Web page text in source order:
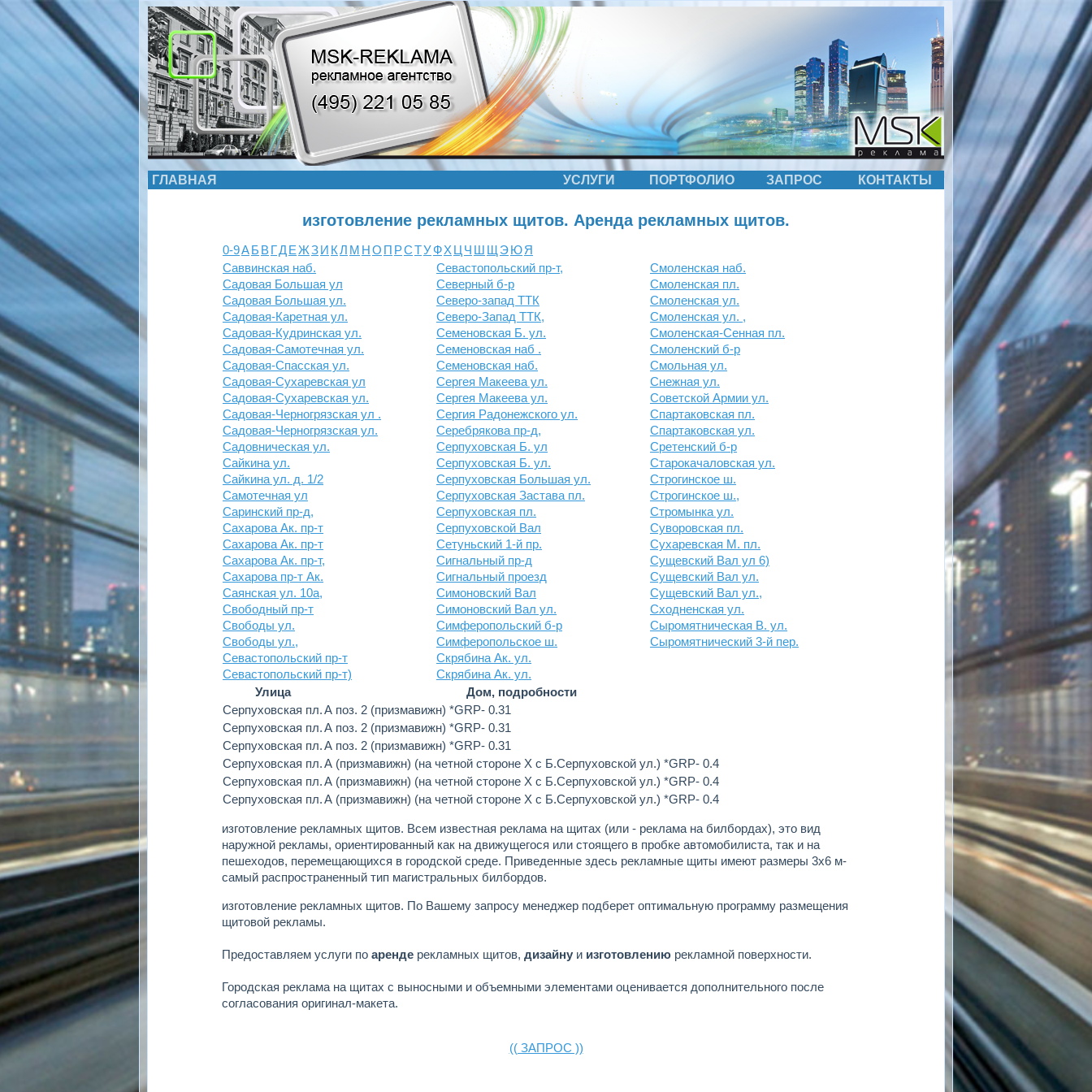
ГЛАВНАЯ УСЛУГИ ПОРТФОЛИО ЗАПРОС КОНТАКТЫ
изготовление рекламных щитов. Аренда рекламных щитов.
0-9АБ ВГДЕЖЗИ КЛ М НО П РСТУФХ Ц Ч Ш Щ ЭЮЯ
Саввинская наб.
Садовая Большая ул
Садовая Большая ул.
Садовая-Каретная ул.
Садовая-Кудринская ул.
Садовая-Самотечная ул.
Садовая-Спасская ул.
Садовая-Сухаревская ул
Садовая-Сухаревская ул.
Садовая-Черногрязская ул .
Садовая-Черногрязская ул.
Садовническая ул.
Сайкина ул.
Сайкина ул. д. 1/2
Самотечная ул
Саринский пр-д,
Сахарова Ак. пр-т
Сахарова Ак. пр-т
Сахарова Ак. пр-т,
Сахарова пр-т Ак.
Саянская ул. 10а,
Свободный пр-т
Свободы ул.
Свободы ул.,
Севастопольский пр-т
Севастопольский пр-т)
Севастопольский пр-т,
Северный б-р
Северо-запад ТТК
Северо-Запад ТТК,
Семеновская Б. ул.
Семеновская наб .
Семеновская наб.
Сергея Макеева ул.
Сергея Макеева ул.
Сергия Радонежского ул.
Серебрякова пр-д,
Серпуховская Б. ул
Серпуховская Б. ул.
Серпуховская Большая ул.
Серпуховская Застава пл.
Серпуховская пл.
Серпуховской Вал
Сетуньский 1-й пр.
Сигнальный пр-д
Сигнальный проезд
Симоновский Вал
Симоновский Вал ул.
Симферопольский б-р
Симферопольское ш.
Скрябина Ак. ул.
Скрябина Ак. ул.
Смоленская наб.
Смоленская пл.
Смоленская ул.
Смоленская ул. ,
Смоленская-Сенная пл.
Смоленский б-р
Смольная ул.
Снежная ул.
Советской Армии ул.
Спартаковская пл.
Спартаковская ул.
Сретенский б-р
Старокачаловская ул.
Строгинское ш.
Строгинское ш.,
Стромынка ул.
Суворовская пл.
Сухаревская М. пл.
Сущевский Вал ул 6)
Сущевский Вал ул.
Сущевский Вал ул.,
Сходненская ул.
Сыромятническая В. ул.
Сыромятнический 3-й пер.
Улица
Дом, подробности
Серпуховская пл.А поз. 2 (призмавижн) *GRP- 0.31
Серпуховская пл.А поз. 2 (призмавижн) *GRP- 0.31
Серпуховская пл.А поз. 2 (призмавижн) *GRP- 0.31
Серпуховская пл.А (призмавижн) (на четной стороне Х с Б.Серпуховской ул.) *GRP- 0.4
Серпуховская пл.А (призмавижн) (на четной стороне Х с Б.Серпуховской ул.) *GRP- 0.4
Серпуховская пл.А (призмавижн) (на четной стороне Х с Б.Серпуховской ул.) *GRP- 0.4
изготовление рекламных щитов. Всем известная реклама на щитах (или - реклама на билбордах), это вид
наружной рекламы, ориентированный как на движущегося или стоящего в пробке автомобилиста, так и на
пешеходов, перемещающихся в городской среде. Приведенные здесь рекламные щиты имеют размеры 3х6 м-
самый распространенный тип магистральных билбордов.
изготовление рекламных щитов. По Вашему запросу менеджер подберет оптимальную программу размещения
щитовой рекламы.
Предоставляем услуги по аренде рекламных щитов, дизайну и изготовлению рекламной поверхности.
Городская реклама на щитах с выносными и объемными элементами оценивается дополнительного после
согласования оригинал-макета.
(( ЗАПРОС ))